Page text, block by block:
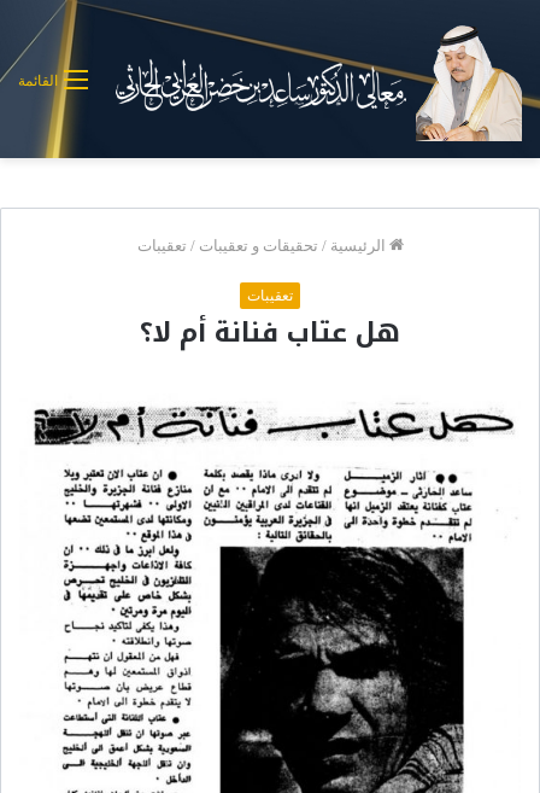
القائمة
الرئيسية / تحقيقات و تعقيبات / تعقيبات
تعقيبات
هل عتاب فنانة أم لا؟